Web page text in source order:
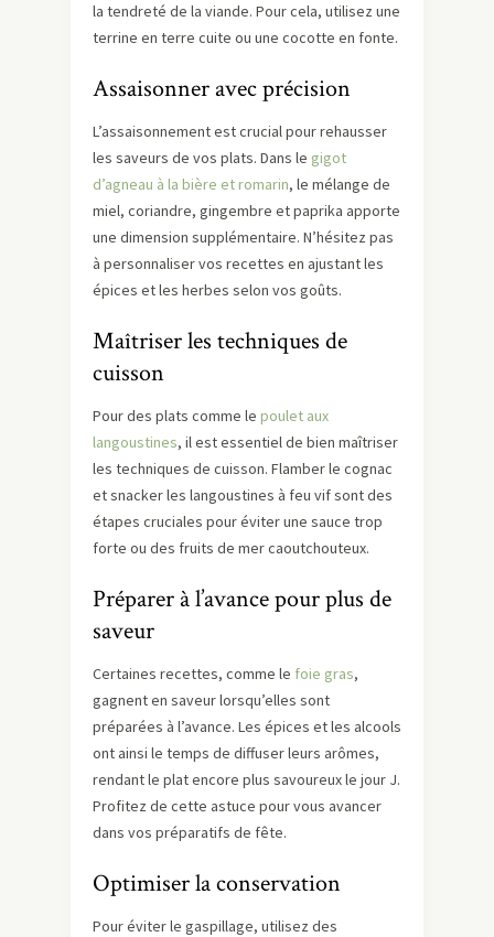
la tendreté de la viande. Pour cela, utilisez une
terrine en terre cuite ou une cocotte en fonte.
Assaisonner avec précision
L’assaisonnement est crucial pour rehausser
les saveurs de vos plats. Dans le gigot
d’agneau à la bière et romarin, le mélange de
miel, coriandre, gingembre et paprika apporte
une dimension supplémentaire. N’hésitez pas
à personnaliser vos recettes en ajustant les
épices et les herbes selon vos goûts.
Maîtriser les techniques de
cuisson
Pour des plats comme le poulet aux
langoustines, il est essentiel de bien maîtriser
les techniques de cuisson. Flamber le cognac
et snacker les langoustines à feu vif sont des
étapes cruciales pour éviter une sauce trop
forte ou des fruits de mer caoutchouteux.
Préparer à l’avance pour plus de
saveur
Certaines recettes, comme le foie gras,
gagnent en saveur lorsqu’elles sont
préparées à l’avance. Les épices et les alcools
ont ainsi le temps de diffuser leurs arômes,
rendant le plat encore plus savoureux le jour J.
Profitez de cette astuce pour vous avancer
dans vos préparatifs de fête.
Optimiser la conservation
Pour éviter le gaspillage, utilisez des